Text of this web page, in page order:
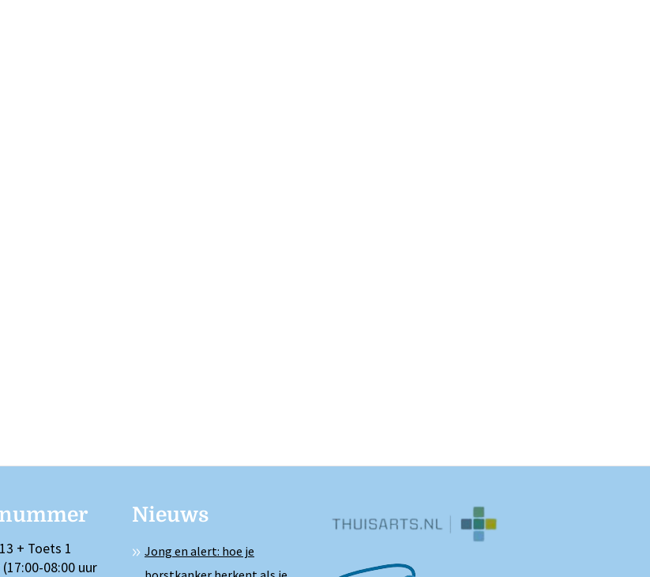
+ Toets 1
08:00 uur
Nieuws
Jong en alert: hoe je